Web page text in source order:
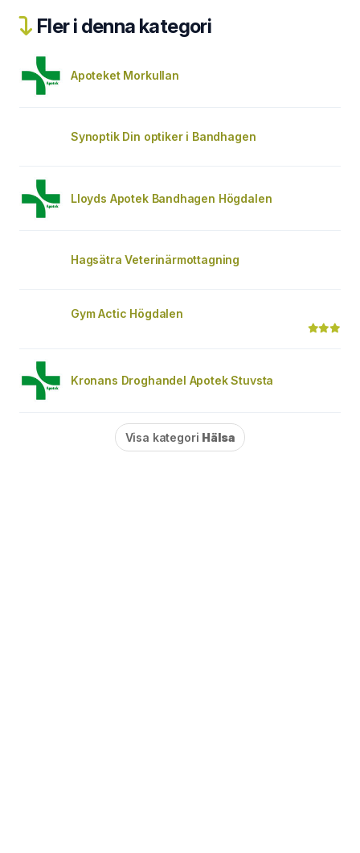
Fler i denna kategori
Apoteket Morkullan
Synoptik Din optiker i Bandhagen
Lloyds Apotek Bandhagen Högdalen
Hagsätra Veterinärmottagning
Gym Actic Högdalen
Kronans Droghandel Apotek Stuvsta
Visa kategori Hälsa